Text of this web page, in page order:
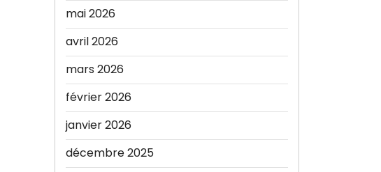
mai 2026
avril 2026
mars 2026
février 2026
janvier 2026
décembre 2025